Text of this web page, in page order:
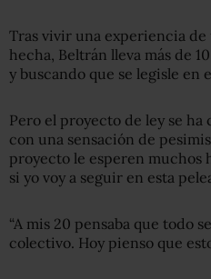
Tras vivir una experiencia
hecha, Beltrán lleva más de
y buscando que se legisle en
Pero el proyecto de ley se ha
con una sensación de
proyecto le esperen muchos
si yo voy a seguir en esta
“A mis 20 pensaba que todo
colectivo. Hoy pienso que